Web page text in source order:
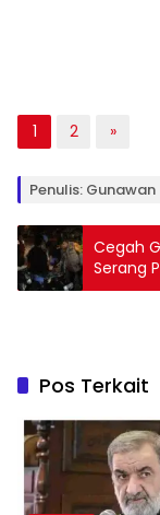
1 2 »
Penulis: Gunawan
Cegah
Serang
Pos Terkait